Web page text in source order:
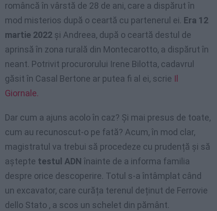
româncă în vârstă de 28 de ani, care a dispărut în
mod misterios după o ceartă cu partenerul ei. Era 12
martie 2022 și Andreea, după o ceartă destul de
aprinsă în zona rurală din Montecarotto, a dispărut în
neant. Potrivit procurorului Irene Bilotta, cadavrul
găsit în Casal Bertone ar putea fi al ei, scrie Il
Giornale.
Dar cum a ajuns acolo în caz? Și mai presus de toate,
cum au recunoscut-o pe fată? Acum, în mod clar,
magistratul va trebui să procedeze cu prudență și să
aștepte testul ADN înainte de a informa familia
despre orice descoperire. Totul s-a întâmplat când
un excavator, care curăța terenul deținut de Ferrovie
dello Stato , a scos un schelet din pământ.